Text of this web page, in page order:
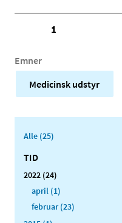
1
Emner
Medicinsk udstyr
Alle (25)
TID
2022 (24)
april (1)
februar (23)